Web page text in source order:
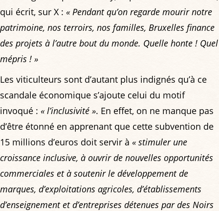
qui écrit, sur X : « Pendant qu’on regarde mourir notre
patrimoine, nos terroirs, nos familles, Bruxelles finance
des projets à l’autre bout du monde. Quelle honte ! Quel
mépris ! »
Les viticulteurs sont d’autant plus indignés qu’à ce
scandale économique s’ajoute celui du motif
invoqué : « l’inclusivité ». En effet, on ne manque pas
d’être étonné en apprenant que cette subvention de
15 millions d’euros doit servir à « stimuler une
croissance inclusive, à ouvrir de nouvelles opportunités
commerciales et à soutenir le développement de
marques, d’exploitations agricoles, d’établissements
d’enseignement et d’entreprises détenues par des Noirs